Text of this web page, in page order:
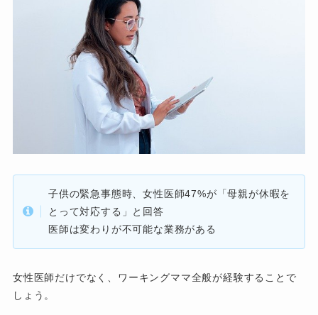
子供の緊急事態時、女性医師47%が「母親が休暇を
とって対応する」と回答
医師は変わりが不可能な業務がある
女性医師だけでなく、ワーキングママ全般が経験することで
しょう。